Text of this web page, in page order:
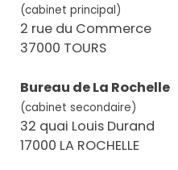
(cabinet principal)
2 rue du Commerce
37000 TOURS
Bureau de La Rochelle
(cabinet secondaire)
32 quai Louis Durand
17000 LA ROCHELLE